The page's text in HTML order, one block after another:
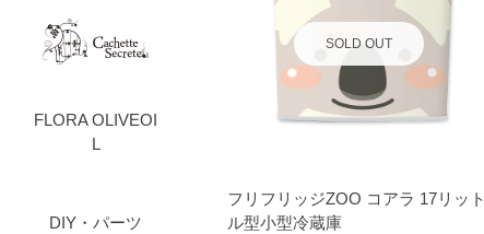
SOLD OUT
フリフリッジZOO コアラ 17リット
ル型小型冷蔵庫
FLORA OLIVEOI
L
DIY・パーツ